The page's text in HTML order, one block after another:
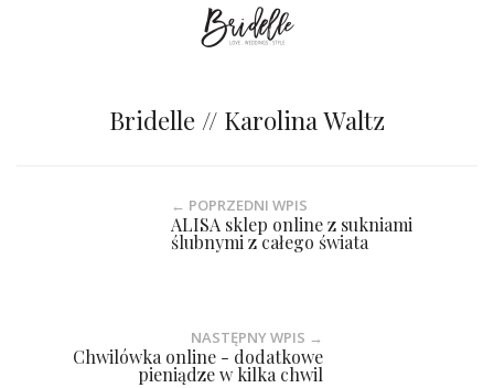
Bridelle // Karolina Waltz
← POPRZEDNI WPIS
ALISA sklep online z sukniami
ślubnymi z całego świata
NASTĘPNY WPIS →
Chwilówka online - dodatkowe
pieniądze w kilka chwil